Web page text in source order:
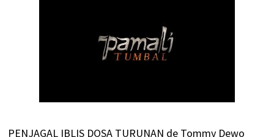
PENJAGAL IBLIS DOSA TURUNAN de Tommy Dewo